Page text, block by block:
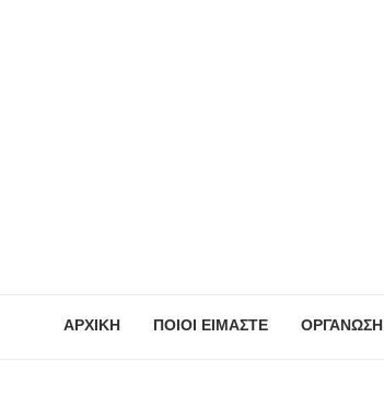
ΑΡΧΙΚΗ ΠΟΙΟΙ ΕΙΜΑΣΤΕ ΟΡΓΑΝΩΣΗ